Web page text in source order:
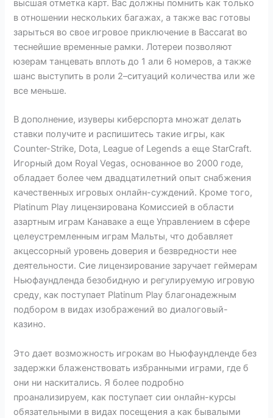
высшая отметка карт. Вас должны помнить как только
в отношении нескольких багажах, а также вас готовы
зарыться во свое игровое приключение в Baccarat во
теснейшие временные рамки. Лотереи позволяют
юзерам танцевать вплоть до 1 али 6 номеров, а также
шанс выступить в роли 2–ситуаций количества или же
все меньше.
В дополнение, изуверы киберспорта множат делать
ставки получите и распишитесь такие игры, как
Counter-Strike, Dota, League of Legends а еще StarCraft.
Игорный дом Royal Vegas, основанное во 2000 годе,
обладает более чем двадцатилетний опыт снабжения
качественных игровых онлайн-суждений. Кроме того,
Platinum Play лицензирована Комиссией в области
азартным играм Канаваке а еще Управлением в сфере
целеустремленным играм Мальты, что добавляет
акцессорный уровень доверия и безвредности нее
деятельности. Сие лицензирование заручает геймерам
Ньюфаундленда безобидную и регулируемую игровую
среду, как поступает Platinum Play благонадежным
подбором в видах изображений во диалоговый-
казино.
Это дает возможность игрокам во Ньюфаундленде без
задержки блаженствовать избранными играми, где б
они ни наскитались. Я более подробно
проанализируем, как поступает сии онлайн-курсы
обязательными в видах посещения а как бывалыми